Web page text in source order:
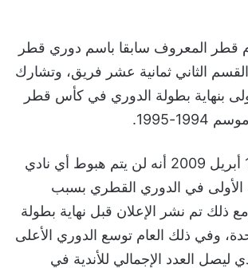
قطر المعروف سابقا باسم دوري قطر
القسم الثاني ثمانية عشر فريق، وتشارك
بنهاية بطولة الدوري في كأس قطر
1995.
تم الإعلان يوم 15 أبريل 2009 أنه لن يتم هبوط أي نادي
في الدوري القطري بسبب
ذلك تم نشر الإعلان قبل نهاية بطولة
وفي ذلك العام توسع الدوري الأعلى
ليصل العدد الإجمالي للأندية في